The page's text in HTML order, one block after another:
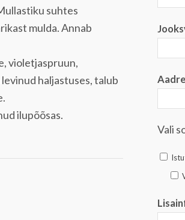
suhtes
mulda. Annab
violetjaspruun,
haljastuses, talub
ilupõõsas.
Vali